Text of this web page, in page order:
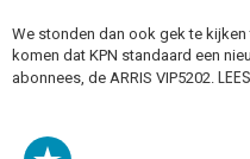
We stonden dan ook gek te
komen dat KPN standaard een
abonnees, de ARRIS VIP5202.